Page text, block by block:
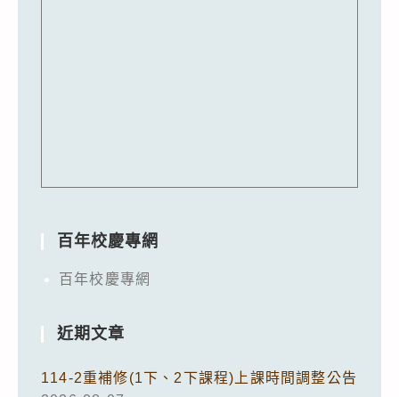
百年校慶專網
百年校慶專網
近期文章
114-2重補修(1下、2下課程)上課時間調整公告